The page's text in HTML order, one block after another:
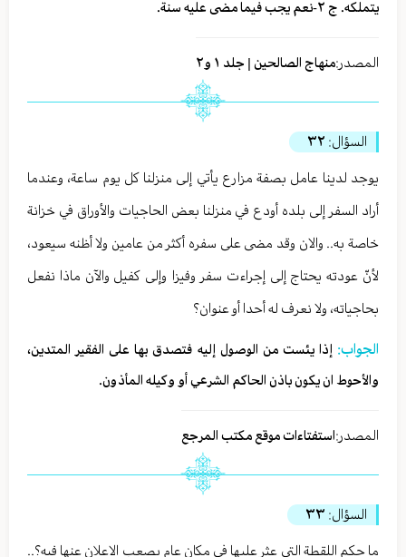
يتملكه. ج ٢-نعم يجب فيما مضى عليه سنة.
المصدر:منهاج الصالحين | جلد ١ و٢
السؤال: ٣٢
يوجد لدينا عامل بصفة مزارع يأتي إلى منزلنا كل يوم ساعة، وعندما
أراد السفر إلى بلده أودع في منزلنا بعض الحاجيات والأوراق في خزانة
خاصة به.. والان وقد مضى على سفره أكثر من عامين ولا أظنه سيعود،
لأنّ عودته يحتاج إلى إجراءت سفر وفيزا وإلى كفيل والآن ماذا نفعل
بحاجياته، ولا نعرف له أحدا أو عنوان؟
الجواب: إذا يئست من الوصول إليه فتصدق بها على الفقير المتدين،
والأحوط ان يكون باذن الحاكم الشرعي أو وكيله المأذون.
المصدر:استفتاءات موقع مكتب المرجع
السؤال: ٣٣
ما حكم اللقطة التي عثر عليها في مكان عام يصعب الاعلان عنها فيه؟..